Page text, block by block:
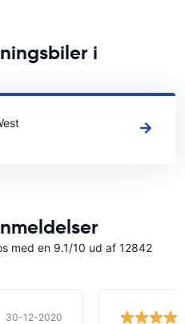
i
i Osborne Park
med en 9.1/10 ud af 12842
30-12-2020